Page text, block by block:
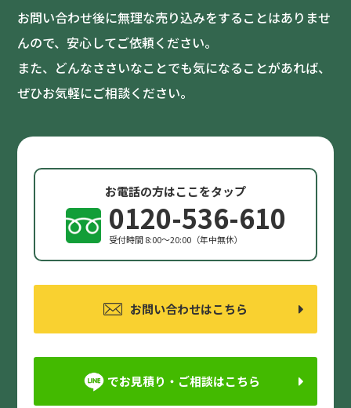
お問い合わせ後に無理な売り込みをすることはありませ
んので、安心してご依頼ください。
また、どんなささいなことでも気になることがあれば、
ぜひお気軽にご相談ください。
お電話の方はここをタップ
0120-536-610
受付時間 8:00〜20:00（年中無休）
お問い合わせはこちら
でお見積り・ご相談はこちら